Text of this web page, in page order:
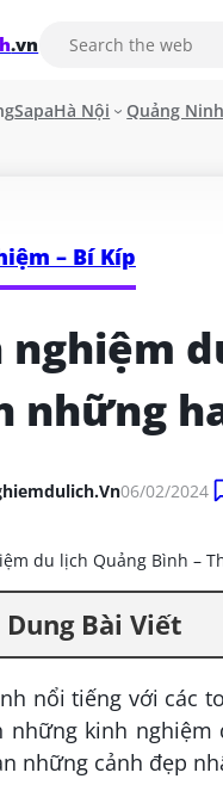
.vn
SapaHà Nội Quảng Ninh
– Bí Kíp
nghiệm
những
06/02/2024
Bài Viết
nổi tiếng với các
những kinh
những cảnh đẹp